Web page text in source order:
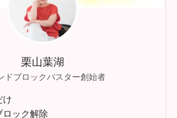
栗山葉湖
ドブロックバスター創始者
け
ロック解除